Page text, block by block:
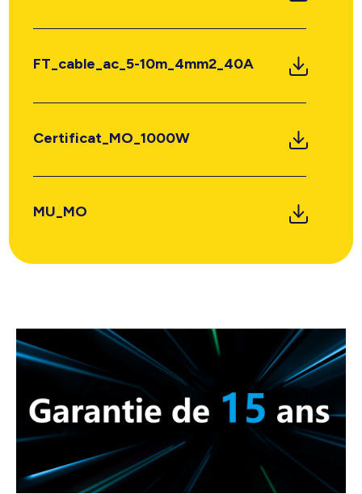
FT_cable_ac_5-10m_4mm2_40A
Certificat_MO_1000W
MU_MO